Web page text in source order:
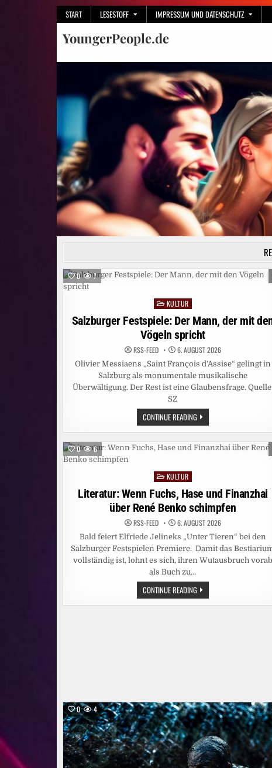
START LESESTOFF IMPRESSUM UND DATENSCHUTZ
YoungerPeople.de
0 7
Posted
in
KULTUR
Salzburger Festspiele: Der Mann, der mit
Vögeln spricht
RSS-FEED 6. AUGUST 2026
Olivier Messiaens „Saint François d’Assise“ gelingt in
Salzburg als monumentale musikalische
Überwältigung. Der Rest ist eine Glaubensfrage.
SZ
CONTINUE READINGSALZBURGER
FESTSPIELE:
DER
MANN,
DER
0 6
Posted
in
KULTUR
Literatur: Wenn Fuchs, Hase und Finanzhai
über René Benko schimpfen
RSS-FEED 6. AUGUST 2026
Bald feiert Elfriede Jelineks „Unter Tieren“ bei den
Salzburger Festspielen Premiere. Damit das
vollständig ist, lohnt es sich, ihren Wutausbruch vorab
als Buch zu…
CONTINUE READINGLITERATUR:
WENN
FUCHS,
0 4